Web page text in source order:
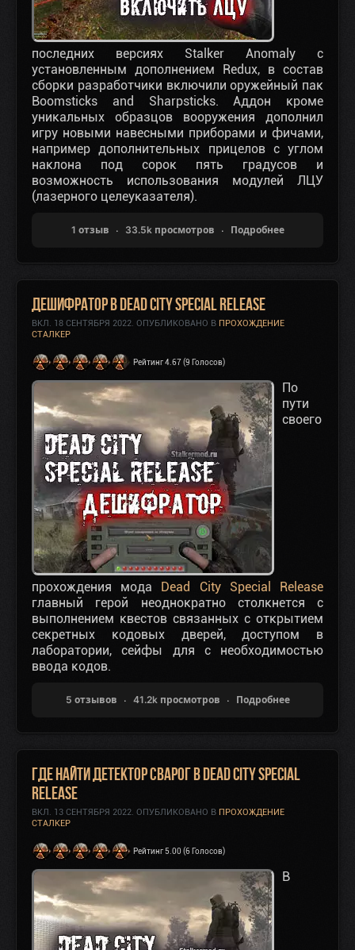
последних версиях Stalker Anomaly с
установленным дополнением Redux, в состав
сборки разработчики включили оружейный пак
Boomsticks and Sharpsticks. Аддон кроме
уникальных образцов вооружения дополнил
игру новыми навесными приборами и фичами,
например дополнительных прицелов с углом
наклона под сорок пять градусов и
возможность использования модулей ЛЦУ
(лазерного целеуказателя).
1 отзыв 33.5k просмотров Подробнее
Дешифратор в Dead City Special Release
ВКЛ. 18 СЕНТЯБРЯ 2022. ОПУБЛИКОВАНО В ПРОХОЖДЕНИЕ
СТАЛКЕР
Рейтинг 4.67 (9 Голосов)
По
пути
своего
прохождения мода Dead City Special Release
главный герой неоднократно столкнется с
выполнением квестов связанных с открытием
секретных кодовых дверей, доступом в
лаборатории, сейфы для с необходимостью
ввода кодов.
5 отзывов 41.2k просмотров Подробнее
Где найти детектор Сварог в Dead City Special
Release
ВКЛ. 13 СЕНТЯБРЯ 2022. ОПУБЛИКОВАНО В ПРОХОЖДЕНИЕ
СТАЛКЕР
Рейтинг 5.00 (6 Голосов)
В